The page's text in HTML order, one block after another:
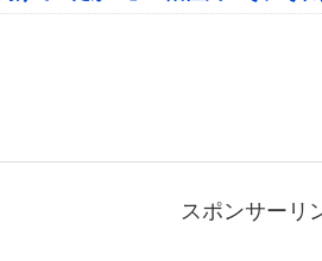
スポンサーリ